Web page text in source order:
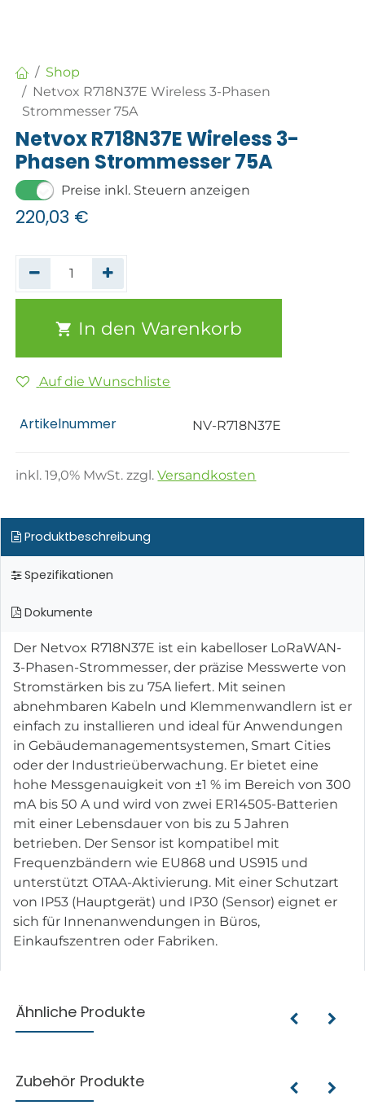
Shop
Netvox R718N37E Wireless 3-Phasen
Strommesser 75A
Netvox R718N37E Wireless 3-
Phasen Strommesser 75A
Preise inkl. Steuern anzeigen
220,03 €
In den Warenkorb
Auf die Wunschliste
Artikelnummer NV-R718N37E
inkl.19,0% MwSt. zzgl.Versandkosten
Produktbeschreibung
Spezifikationen
Dokumente
Der Netvox R718N37E ist ein kabelloser LoRaWAN-
3-Phasen-Strommesser, der präzise Messwerte von
Stromstärken bis zu 75A liefert. Mit seinen
abnehmbaren Kabeln und Klemmenwandlern ist er
einfach zu installieren und ideal für Anwendungen
in Gebäudemanagementsystemen, Smart Cities
oder der Industrieüberwachung. Er bietet eine
hohe Messgenauigkeit von ±1 % im Bereich von 300
mA bis 50 A und wird von zwei ER14505-Batterien
mit einer Lebensdauer von bis zu 5 Jahren
betrieben. Der Sensor ist kompatibel mit
Frequenzbändern wie EU868 und US915 und
unterstützt OTAA-Aktivierung. Mit einer Schutzart
von IP53 (Hauptgerät) und IP30 (Sensor) eignet er
sich für Innenanwendungen in Büros,
Einkaufszentren oder Fabriken.
Ähnliche Produkte
Zubehör Produkte